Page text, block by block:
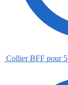
Collier BFF pour 5